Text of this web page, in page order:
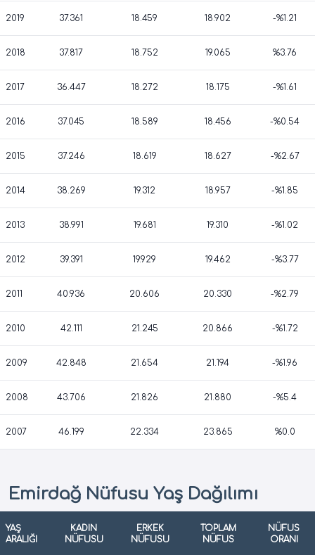
2019 37.361 18.459 18.902 -%1.21
2018 37.817 18.752 19.065 %3.76
2017 36.447 18.272 18.175 -%1.61
2016 37.045 18.589 18.456 -%0.54
2015 37.246 18.619 18.627 -%2.67
2014 38.269 19.312 18.957 -%1.85
2013 38.991 19.681 19.310 -%1.02
2012 39.391 19.929 19.462 -%3.77
2011 40.936 20.606 20.330 -%2.79
2010 42.111 21.245 20.866 -%1.72
2009 42.848 21.654 21.194 -%1.96
2008 43.706 21.826 21.880 -%5.4
2007 46.199 22.334 23.865 %0.0
Emirdağ Nüfusu Yaş Dağılımı
YAŞ
ARALIĞI
KADIN
NÜFUSU
ERKEK
NÜFUSU
TOPLAM
NÜFUS
NÜFUS
ORANI